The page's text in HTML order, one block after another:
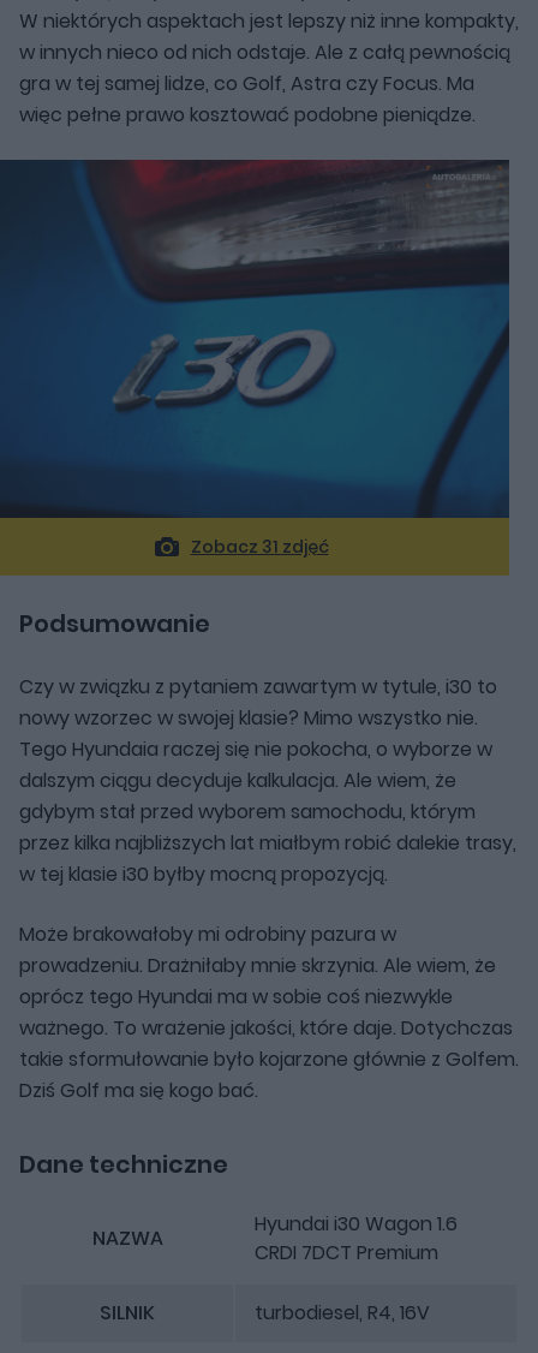
W niektórych aspektach jest lepszy niż inne kompakty,
w innych nieco od nich odstaje. Ale z całą pewnością
gra w tej samej lidze, co Golf, Astra czy Focus. Ma
więc pełne prawo kosztować podobne pieniądze.
Zobacz 31 zdjęć
Podsumowanie
Czy w związku z pytaniem zawartym w tytule, i30 to
nowy wzorzec w swojej klasie? Mimo wszystko nie.
Tego Hyundaia raczej się nie pokocha, o wyborze w
dalszym ciągu decyduje kalkulacja. Ale wiem, że
gdybym stał przed wyborem samochodu, którym
przez kilka najbliższych lat miałbym robić dalekie trasy,
w tej klasie i30 byłby mocną propozycją.
Może brakowałoby mi odrobiny pazura w
prowadzeniu. Drażniłaby mnie skrzynia. Ale wiem, że
oprócz tego Hyundai ma w sobie coś niezwykle
ważnego. To wrażenie jakości, które daje. Dotychczas
takie sformułowanie było kojarzone głównie z Golfem.
Dziś Golf ma się kogo bać.
Dane techniczne
NAZWA
Hyundai i30 Wagon 1.6
CRDI 7DCT Premium
SILNIK turbodiesel, R4, 16V